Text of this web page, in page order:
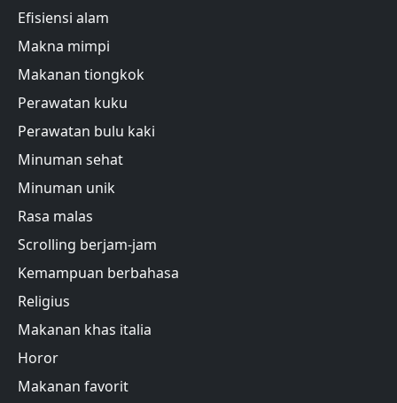
Efisiensi alam
Makna mimpi
Makanan tiongkok
Perawatan kuku
Perawatan bulu kaki
Minuman sehat
Minuman unik
Rasa malas
Scrolling berjam-jam
Kemampuan berbahasa
Religius
Makanan khas italia
Horor
Makanan favorit